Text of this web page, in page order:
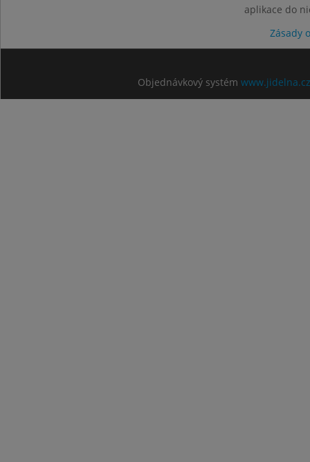
aplikace do
Zásady
Objednávkový systém www.jidelna.cz